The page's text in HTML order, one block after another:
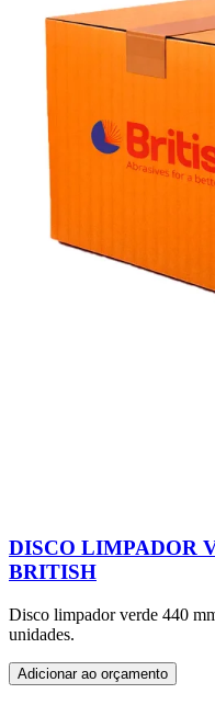
DISCO LIMPADOR
BRITISH
Disco limpador verde 440
unidades.
Adicionar ao orçamento